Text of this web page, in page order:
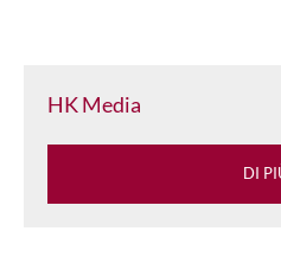
HK Media
DI